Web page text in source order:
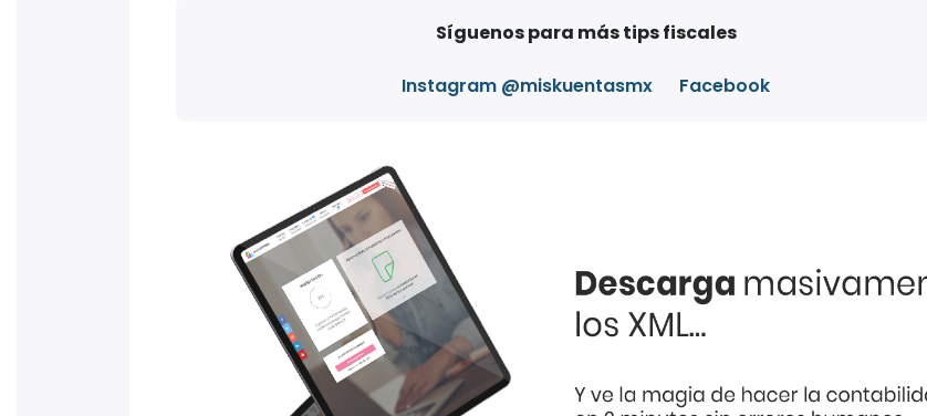
Síguenos para más tips fiscales
Instagram @miskuentasmx Facebook